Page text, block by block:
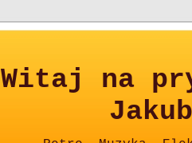
Witaj na